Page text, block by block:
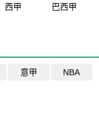
西甲 巴西甲
意甲 NBA